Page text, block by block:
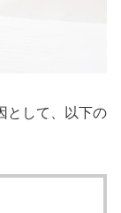
として、以下の